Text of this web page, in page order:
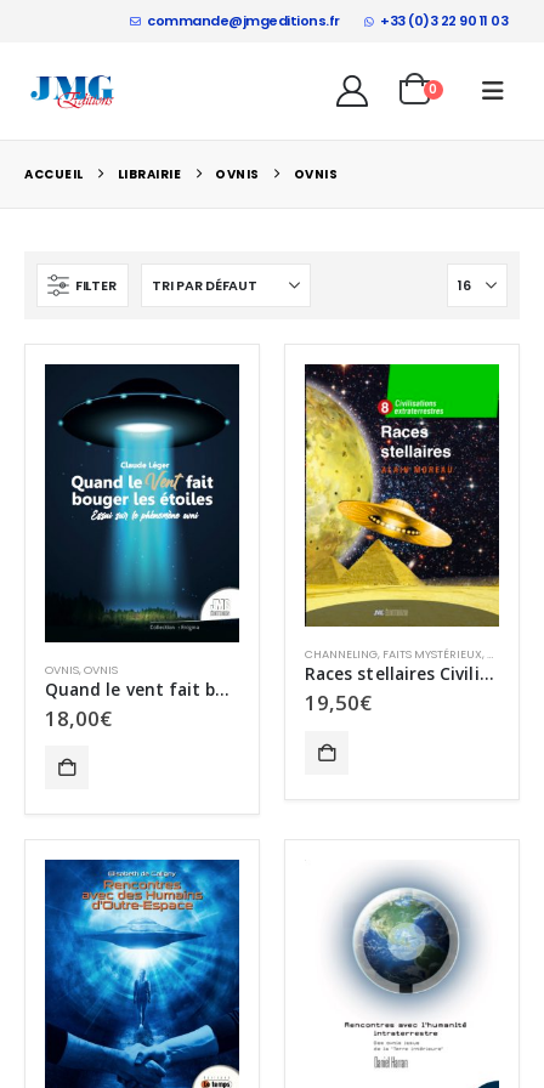
commande@jmgeditions.fr +33 (0)3 22 90 11 03
0
ACCUEIL LIBRAIRIE OVNIS OVNIS
FILTER
OVNIS,OVNIS
Quand le vent fait bouger les étoiles : Essai sur le phénomène ovni
18,00€
CHANNELING, FAITS MYSTÉRIEUX,
Races stellaires Civilisations extraterrestres – tome 8
19,50€